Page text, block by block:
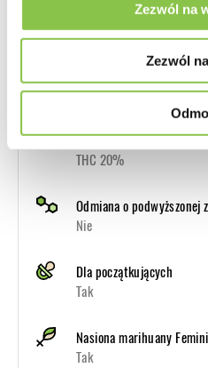
Zezwól na
Zezwól
bardzo duży (450g-
Średnie (do 130cm)
Zawartość kannabinoidów
THC 20%
Odmiana o podwyższonej
Nie
Dla początkujących
Tak
Nasiona marihuany
Tak